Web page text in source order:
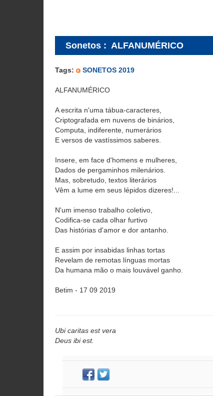
Sonetos : ALFANUMÉRICO
Tags: SONETOS 2019
ALFANUMÉRICO
A escrita n'uma tábua-caracteres,
Criptografada em nuvens de binários,
Computa, indiferente, numerários
E versos de vastíssimos saberes.
Insere, em face d'homens e mulheres,
Dados de pergaminhos milenários.
Mas, sobretudo, textos literários
Vêm a lume em seus lépidos dizeres!...
N'um imenso trabalho coletivo,
Codifica-se cada olhar furtivo
Das histórias d'amor e dor antanho.
E assim por insabidas linhas tortas
Revelam de remotas línguas mortas
Da humana mão o mais louvável ganho.
Betim - 17 09 2019
Ubi caritas est vera
Deus ibi est.